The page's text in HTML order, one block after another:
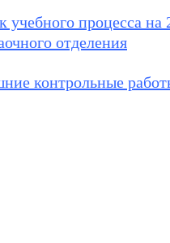
учебного процесса
отделения
контрольные